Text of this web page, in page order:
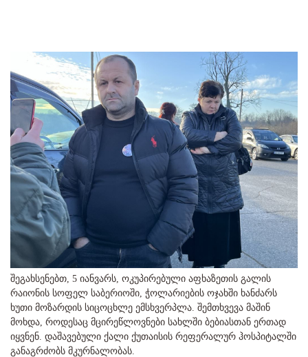
შეგახსენებთ, 5 იანვარს, ოკუპირებული აფხაზეთის გალის
რაიონის სოფელ საბერიოში, ჭოლარიების ოჯახში ხანძარს
ხუთი მოზარდის სიცოცხლე ემსხვერპლა. შემთხვევა მაშინ
მოხდა, როდესაც მცირეწლოვნები სახლში ბებიასთან ერთად
იყვნენ. დაშავებული ქალი ქუთაისის რეფერალურ ჰოსპიტალში
განაგრძობს მკურნალობას.